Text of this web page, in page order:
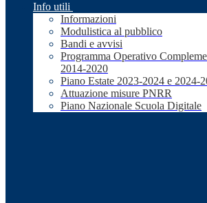
Info utili
Informazioni
Modulistica al pubblico
Bandi e avvisi
Programma Operativo
2014-2020
Piano Estate 2023-2024 e 2024-
Attuazione misure PNRR
Piano Nazionale Scuola Digitale